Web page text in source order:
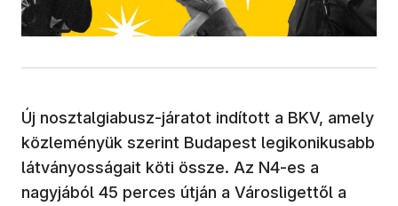
Új nosztalgiabusz-járatot indított a BKV, amely
közleményük szerint Budapest legikonikusabb
látványosságait köti össze. Az N4-es a
nagyjából 45 perces útján a Városligettől a